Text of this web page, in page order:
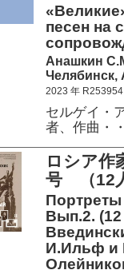
песен на
Анашкин
Челябинск,
2023 年 R253954
セルゲイ・
者、作曲・
ロシア
号 （12
Портреты
Вып.2.
И.Ильф и